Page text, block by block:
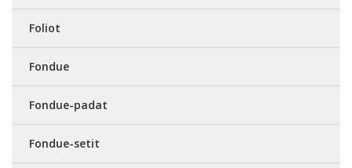
Foliot
Fondue
Fondue-padat
Fondue-setit